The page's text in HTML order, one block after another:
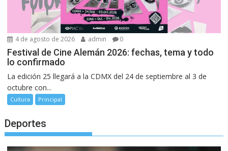
4 de agosto de 2026 admin 0
Festival de Cine Alemán 2026: fechas, tema y todo
lo confirmado
La edición 25 llegará a la CDMX del 24 de septiembre al 3 de
octubre con...
Cultura Principal
Deportes